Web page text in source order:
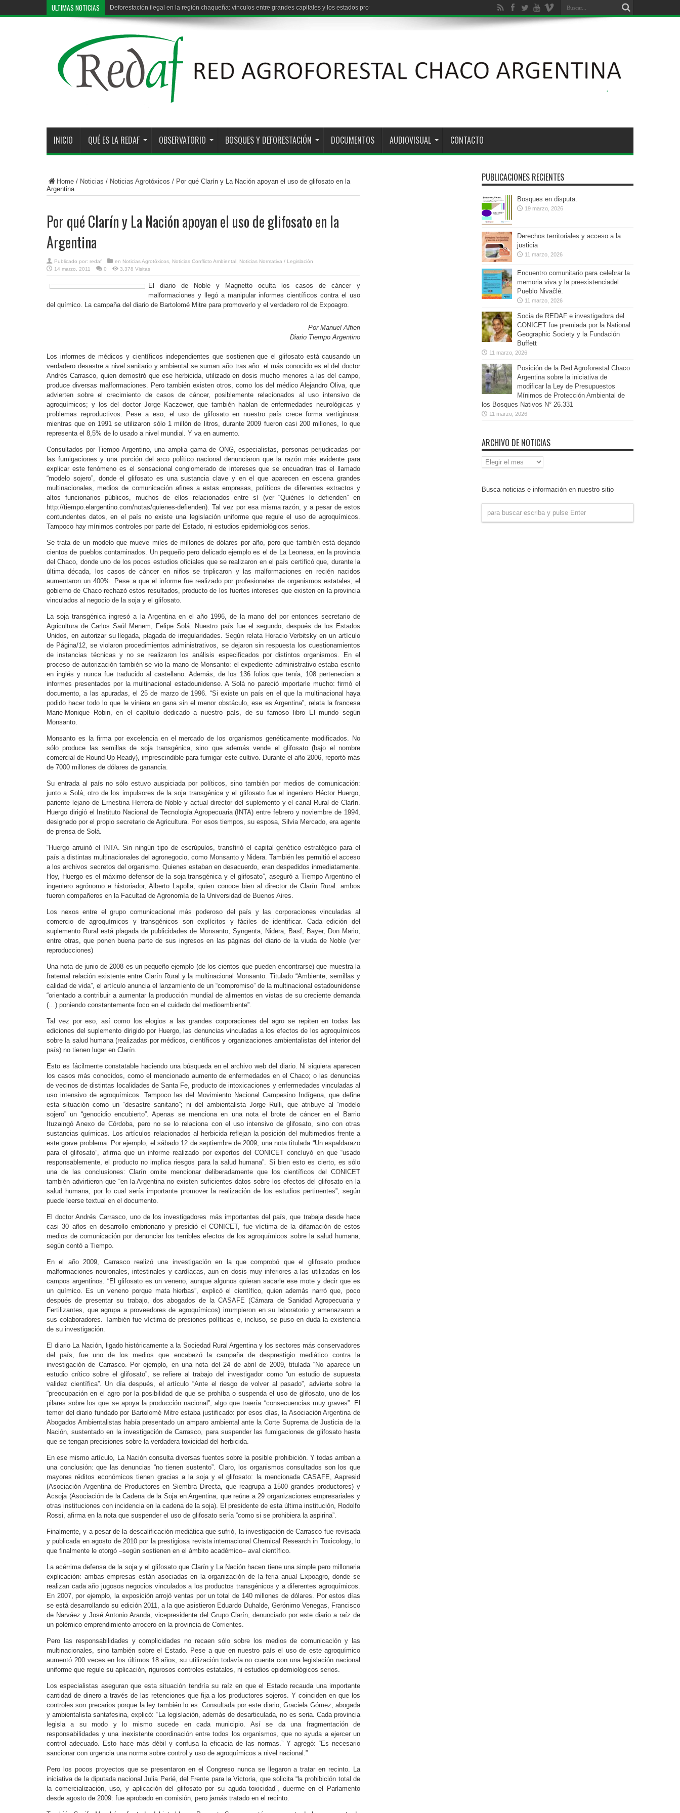
ULTIMAS NOTICIAS Deforestación ilegal en la región chaqueña: vínculos entre grandes capitales y los estados provinciales
INICIO QUÉ ES LA REDAF OBSERVATORIO BOSQUES Y DEFORESTACIÓN DOCUMENTOS AUDIOVISUAL CONTACTO
Home / Noticias / Noticias Agrotóxicos / Por qué Clarín y La Nación apoyan el uso de glifosato en la
Argentina
Por qué Clarín y La Nación apoyan el uso de glifosato en la
Argentina
Publicado por: redaf en Noticias Agrotóxicos Noticias Conflicto Ambiental
Noticias Normativa / Legislación
14 marzo, 2011
0 3,378 Visitas
El diario de Noble y Magnetto oculta los casos de cáncer y
malformaciones y llegó a manipular informes científicos contra el uso
del químico. La campaña del diario de Bartolomé Mitre para promoverlo y el verdadero rol de Expoagro.
Por Manuel Alfieri
Diario Tiempo Argentino
Los informes de médicos y científicos independientes que sostienen que el glifosato está causando un
verdadero desastre a nivel sanitario y ambiental se suman año tras año: el más conocido es el del doctor
Andrés Carrasco, quien demostró que ese herbicida, utilizado en dosis mucho menores a las del campo,
produce diversas malformaciones. Pero también existen otros, como los del médico Alejandro Oliva, que
advierten sobre el crecimiento de casos de cáncer, posiblemente relacionados al uso intensivo de
agroquímicos; y los del doctor Jorge Kaczewer, que también hablan de enfermedades neurológicas y
problemas reproductivos. Pese a eso, el uso de glifosato en nuestro país crece forma vertiginosa:
mientras que en 1991 se utilizaron sólo 1 millón de litros, durante 2009 fueron casi 200 millones, lo que
representa el 8,5% de lo usado a nivel mundial. Y va en aumento.
Consultados por Tiempo Argentino, una amplia gama de ONG, especialistas, personas perjudicadas por
las fumigaciones y una porción del arco político nacional denunciaron que la razón más evidente para
explicar este fenómeno es el sensacional conglomerado de intereses que se encuadran tras el llamado
“modelo sojero”, donde el glifosato es una sustancia clave y en el que aparecen en escena grandes
multinacionales, medios de comunicación afines a estas empresas, políticos de diferentes extractos y
altos funcionarios públicos, muchos de ellos relacionados entre sí (ver “Quiénes lo defienden” en
http://tiempo.elargentino.com/notas/quienes-defienden). Tal vez por esa misma razón, y a pesar de estos
contundentes datos, en el país no existe una legislación uniforme que regule el uso de agroquímicos.
Tampoco hay mínimos controles por parte del Estado, ni estudios epidemiológicos serios.
Se trata de un modelo que mueve miles de millones de dólares por año, pero que también está dejando
cientos de pueblos contaminados. Un pequeño pero delicado ejemplo es el de La Leonesa, en la provincia
del Chaco, donde uno de los pocos estudios oficiales que se realizaron en el país certificó que, durante la
última década, los casos de cáncer en niños se triplicaron y las malformaciones en recién nacidos
aumentaron un 400%. Pese a que el informe fue realizado por profesionales de organismos estatales, el
gobierno de Chaco rechazó estos resultados, producto de los fuertes intereses que existen en la provincia
vinculados al negocio de la soja y el glifosato.
La soja transgénica ingresó a la Argentina en el año 1996, de la mano del por entonces secretario de
Agricultura de Carlos Saúl Menem, Felipe Solá. Nuestro país fue el segundo, después de los Estados
Unidos, en autorizar su llegada, plagada de irregularidades. Según relata Horacio Verbitsky en un artículo
de Página/12, se violaron procedimientos administrativos, se dejaron sin respuesta los cuestionamientos
de instancias técnicas y no se realizaron los análisis especificados por distintos organismos. En el
proceso de autorización también se vio la mano de Monsanto: el expediente administrativo estaba escrito
en inglés y nunca fue traducido al castellano. Además, de los 136 folios que tenía, 108 pertenecían a
informes presentados por la multinacional estadounidense. A Solá no pareció importarle mucho: firmó el
documento, a las apuradas, el 25 de marzo de 1996. “Si existe un país en el que la multinacional haya
podido hacer todo lo que le viniera en gana sin el menor obstáculo, ese es Argentina”, relata la francesa
Marie-Monique Robin, en el capítulo dedicado a nuestro país, de su famoso libro El mundo según
Monsanto.
Monsanto es la firma por excelencia en el mercado de los organismos genéticamente modificados. No
sólo produce las semillas de soja transgénica, sino que además vende el glifosato (bajo el nombre
comercial de Round-Up Ready), imprescindible para fumigar este cultivo. Durante el año 2006, reportó más
de 7000 millones de dólares de ganancia.
Su entrada al país no sólo estuvo auspiciada por políticos, sino también por medios de comunicación:
junto a Solá, otro de los impulsores de la soja transgénica y el glifosato fue el ingeniero Héctor Huergo,
pariente lejano de Ernestina Herrera de Noble y actual director del suplemento y el canal Rural de Clarín.
Huergo dirigió el Instituto Nacional de Tecnología Agropecuaria (INTA) entre febrero y noviembre de 1994,
designado por el propio secretario de Agricultura. Por esos tiempos, su esposa, Silvia Mercado, era agente
de prensa de Solá.
“Huergo arruinó el INTA. Sin ningún tipo de escrúpulos, transfirió el capital genético estratégico para el
país a distintas multinacionales del agronegocio, como Monsanto y Nidera. También les permitió el acceso
a los archivos secretos del organismo. Quienes estaban en desacuerdo, eran despedidos inmediatamente.
Hoy, Huergo es el máximo defensor de la soja transgénica y el glifosato”, aseguró a Tiempo Argentino el
ingeniero agrónomo e historiador, Alberto Lapolla, quien conoce bien al director de Clarín Rural: ambos
fueron compañeros en la Facultad de Agronomía de la Universidad de Buenos Aires.
Los nexos entre el grupo comunicacional más poderoso del país y las corporaciones vinculadas al
comercio de agroquímicos y transgénicos son explícitos y fáciles de identificar. Cada edición del
suplemento Rural está plagada de publicidades de Monsanto, Syngenta, Nidera, Basf, Bayer, Don Mario,
entre otras, que ponen buena parte de sus ingresos en las páginas del diario de la viuda de Noble (ver
reproducciones)
Una nota de junio de 2008 es un pequeño ejemplo (de los cientos que pueden encontrarse) que muestra la
fraternal relación existente entre Clarín Rural y la multinacional Monsanto. Titulado “Ambiente, semillas y
calidad de vida”, el artículo anuncia el lanzamiento de un “compromiso” de la multinacional estadounidense
“orientado a contribuir a aumentar la producción mundial de alimentos en vistas de su creciente demanda
(…) poniendo constantemente foco en el cuidado del medioambiente”.
Tal vez por eso, así como los elogios a las grandes corporaciones del agro se repiten en todas las
ediciones del suplemento dirigido por Huergo, las denuncias vinculadas a los efectos de los agroquímicos
sobre la salud humana (realizadas por médicos, científicos y organizaciones ambientalistas del interior del
país) no tienen lugar en Clarín.
Esto es fácilmente constatable haciendo una búsqueda en el archivo web del diario. Ni siquiera aparecen
los casos más conocidos, como el mencionado aumento de enfermedades en el Chaco; o las denuncias
de vecinos de distintas localidades de Santa Fe, producto de intoxicaciones y enfermedades vinculadas al
uso intensivo de agroquímicos. Tampoco las del Movimiento Nacional Campesino Indígena, que define
esta situación como un “desastre sanitario”; ni del ambientalista Jorge Rulli, que atribuye al “modelo
sojero” un “genocidio encubierto”. Apenas se menciona en una nota el brote de cáncer en el Barrio
Ituzaingó Anexo de Córdoba, pero no se lo relaciona con el uso intensivo de glifosato, sino con otras
sustancias químicas. Los artículos relacionados al herbicida reflejan la posición del multimedios frente a
este grave problema. Por ejemplo, el sábado 12 de septiembre de 2009, una nota titulada “Un espaldarazo
para el glifosato”, afirma que un informe realizado por expertos del CONICET concluyó en que “usado
responsablemente, el producto no implica riesgos para la salud humana”. Si bien esto es cierto, es sólo
una de las conclusiones: Clarín omite mencionar deliberadamente que los científicos del CONICET
también advirtieron que “en la Argentina no existen suficientes datos sobre los efectos del glifosato en la
salud humana, por lo cual sería importante promover la realización de los estudios pertinentes”, según
puede leerse textual en el documento.
El doctor Andrés Carrasco, uno de los investigadores más importantes del país, que trabaja desde hace
casi 30 años en desarrollo embrionario y presidió el CONICET, fue víctima de la difamación de estos
medios de comunicación por denunciar los terribles efectos de los agroquímicos sobre la salud humana,
según contó a Tiempo.
En el año 2009, Carrasco realizó una investigación en la que comprobó que el glifosato produce
malformaciones neuronales, intestinales y cardíacas, aun en dosis muy inferiores a las utilizadas en los
campos argentinos. “El glifosato es un veneno, aunque algunos quieran sacarle ese mote y decir que es
un químico. Es un veneno porque mata hierbas”, explicó el científico, quien además narró que, poco
después de presentar su trabajo, dos abogados de la CASAFE (Cámara de Sanidad Agropecuaria y
Fertilizantes, que agrupa a proveedores de agroquímicos) irrumpieron en su laboratorio y amenazaron a
sus colaboradores. También fue víctima de presiones políticas e, incluso, se puso en duda la existencia
de su investigación.
El diario La Nación, ligado históricamente a la Sociedad Rural Argentina y los sectores más conservadores
del país, fue uno de los medios que encabezó la campaña de desprestigio mediático contra la
investigación de Carrasco. Por ejemplo, en una nota del 24 de abril de 2009, titulada “No aparece un
estudio crítico sobre el glifosato”, se refiere al trabajo del investigador como “un estudio de supuesta
validez científica”. Un día después, el artículo “Ante el riesgo de volver al pasado”, advierte sobre la
“preocupación en el agro por la posibilidad de que se prohíba o suspenda el uso de glifosato, uno de los
pilares sobre los que se apoya la producción nacional”, algo que traería “consecuencias muy graves”. El
temor del diario fundado por Bartolomé Mitre estaba justificado: por esos días, la Asociación Argentina de
Abogados Ambientalistas había presentado un amparo ambiental ante la Corte Suprema de Justicia de la
Nación, sustentado en la investigación de Carrasco, para suspender las fumigaciones de glifosato hasta
que se tengan precisiones sobre la verdadera toxicidad del herbicida.
En ese mismo artículo, La Nación consulta diversas fuentes sobre la posible prohibición. Y todas arriban a
una conclusión: que las denuncias “no tienen sustento”. Claro, los organismos consultados son los que
mayores réditos económicos tienen gracias a la soja y el glifosato: la mencionada CASAFE, Aapresid
(Asociación Argentina de Productores en Siembra Directa, que reagrupa a 1500 grandes productores) y
Acsoja (Asociación de la Cadena de la Soja en Argentina, que reúne a 29 organizaciones empresariales y
otras instituciones con incidencia en la cadena de la soja). El presidente de esta última institución, Rodolfo
Rossi, afirma en la nota que suspender el uso de glifosato sería “como si se prohibiera la aspirina”.
Finalmente, y a pesar de la descalificación mediática que sufrió, la investigación de Carrasco fue revisada
y publicada en agosto de 2010 por la prestigiosa revista internacional Chemical Research in Toxicology, lo
que finalmente le otorgó –según sostienen en el ámbito académico– aval científico.
La acérrima defensa de la soja y el glifosato que Clarín y La Nación hacen tiene una simple pero millonaria
explicación: ambas empresas están asociadas en la organización de la feria anual Expoagro, donde se
realizan cada año jugosos negocios vinculados a los productos transgénicos y a diferentes agroquímicos.
En 2007, por ejemplo, la exposición arrojó ventas por un total de 140 millones de dólares. Por estos días
se está desarrollando su edición 2011, a la que asistieron Eduardo Duhalde, Gerónimo Venegas, Francisco
de Narváez y José Antonio Aranda, vicepresidente del Grupo Clarín, denunciado por este diario a raíz de
un polémico emprendimiento arrocero en la provincia de Corrientes.
Pero las responsabilidades y complicidades no recaen sólo sobre los medios de comunicación y las
multinacionales, sino también sobre el Estado. Pese a que en nuestro país el uso de este agroquímico
aumentó 200 veces en los últimos 18 años, su utilización todavía no cuenta con una legislación nacional
uniforme que regule su aplicación, rigurosos controles estatales, ni estudios epidemiológicos serios.
Los especialistas aseguran que esta situación tendría su raíz en que el Estado recauda una importante
cantidad de dinero a través de las retenciones que fija a los productores sojeros. Y coinciden en que los
controles son precarios porque la ley también lo es. Consultada por este diario, Graciela Gómez, abogada
y ambientalista santafesina, explicó: “La legislación, además de desarticulada, no es seria. Cada provincia
legisla a su modo y lo mismo sucede en cada municipio. Así se da una fragmentación de
responsabilidades y una inexistente coordinación entre todos los organismos, que no ayuda a ejercer un
control adecuado. Esto hace más débil y confusa la eficacia de las normas.” Y agregó: “Es necesario
sancionar con urgencia una norma sobre control y uso de agroquímicos a nivel nacional.”
Pero los pocos proyectos que se presentaron en el Congreso nunca se llegaron a tratar en recinto. La
iniciativa de la diputada nacional Julia Perié, del Frente para la Victoria, que solicita “la prohibición total de
la comercialización, uso, y aplicación del glifosato por su aguda toxicidad”, duerme en el Parlamento
desde agosto de 2009: fue aprobado en comisión, pero jamás tratado en el recinto.
PUBLICACIONES RECIENTES
Bosques en disputa.
19 marzo, 2026
Derechos territoriales y acceso a la
justicia
11 marzo, 2026
Encuentro comunitario para celebrar la
memoria viva y la preexistenciadel
Pueblo Nivaĉlé.
11 marzo, 2026
Socia de REDAF e investigadora del
CONICET fue premiada por la National
Geographic Society y la Fundación
Buffett
11 marzo, 2026
Posición de la Red Agroforestal Chaco
Argentina sobre la iniciativa de
modificar la Ley de Presupuestos
Mínimos de Protección Ambiental de
los Bosques Nativos N° 26.331
11 marzo, 2026
ARCHIVO DE NOTICIAS
Archivo
de
Busca noticias e información en nuestro sitio